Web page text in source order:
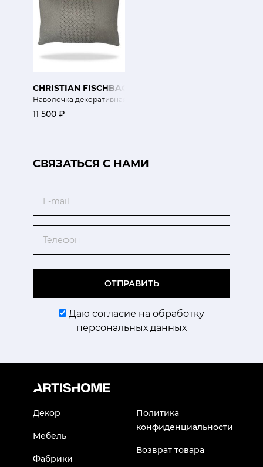
CHRISTIAN FISCHBACHER
Наволочка декоративная Pépite
11 500 ₽
CВЯЗАТЬСЯ С НАМИ
ОТПРАВИТЬ
Даю согласие на обработку
персональных данных
Декор
Мебель
Фабрики
Политика
конфиденциальности
Возврат товара